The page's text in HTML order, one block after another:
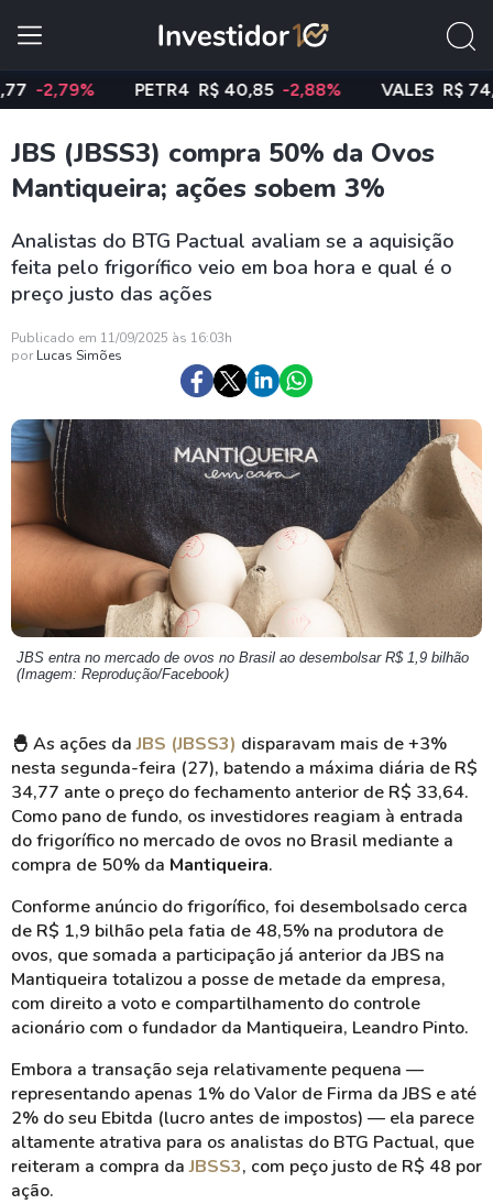
PETR4 R$ 40,85 -2,88% VALE3 R$ 74,97 -
JBS (JBSS3) compra 50% da Ovos
Mantiqueira; ações sobem 3%
Analistas do BTG Pactual avaliam se a aquisição
feita pelo frigorífico veio em boa hora e qual é o
preço justo das ações
Publicado em 11/09/2025 às 16:03h
por Lucas Simões
JBS entra no mercado de ovos no Brasil ao desembolsar R$ 1,9 bilhão
(Imagem: Reprodução/Facebook)
🐣 As ações daJBS (JBSS3) disparavam mais de +3%
nesta segunda-feira (27), batendo a máxima diária de R$
34,77 ante o preço do fechamento anterior de R$ 33,64.
Como pano de fundo, os investidores reagiam à entrada
do frigorífico no mercado de ovos no Brasil mediante a
compra de 50% da Mantiqueira.
Conforme anúncio do frigorífico, foi desembolsado cerca
de R$ 1,9 bilhão pela fatia de 48,5% na produtora de
ovos, que somada a participação já anterior da JBS na
Mantiqueira totalizou a posse de metade da empresa,
com direito a voto e compartilhamento do controle
acionário com o fundador da Mantiqueira, Leandro Pinto.
Embora a transação seja relativamente pequena —
representando apenas 1% do Valor de Firma da JBS e até
2% do seu Ebitda (lucro antes de impostos) — ela parece
altamente atrativa para os analistas do BTG Pactual, que
reiteram a compra daJBSS3, com peço justo de R$ 48 por
ação.